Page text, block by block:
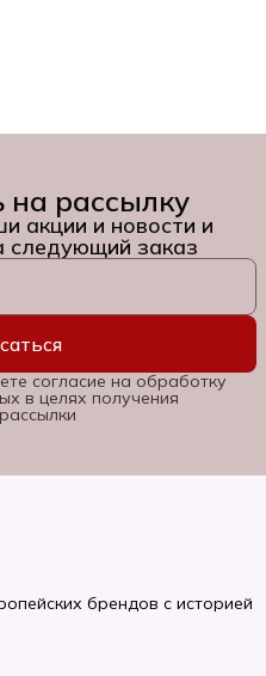
рассылку
акции и новости и
следующий заказ
согласие на обработку
в целях получения
брендов с историей